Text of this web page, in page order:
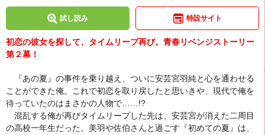
試し読み 特設サイト
初恋の彼女を探して、タイムリープ再び。青春リベンジストーリー
第２幕！
『あの夏』の事件を乗り越え、ついに安芸宮羽純と心を通わせる
ことができた俺。これで初恋を取り戻したと思いきや、現代で俺を
待っていたのはまさかの人物で……!?
混乱する俺が再びタイムリープした先は、安芸宮が消えた二周目
の高校一年生だった。美羽や佐伯さんと過ごす『初めての夏』は、